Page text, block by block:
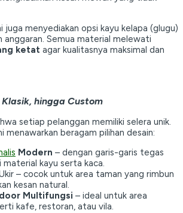
juga menyediakan opsi kayu kelapa (glugu)
anggaran. Semua material melewati
ketat agar kualitasnya maksimal dan
Klasik, hingga Custom
setiap pelanggan memiliki selera unik.
menawarkan beragam pilihan desain:
Modern – dengan garis-garis tegas
material kayu serta kaca.
– cocok untuk area taman yang rimbun
kesan natural.
Multifungsi – ideal untuk area
kafe, restoran, atau vila.